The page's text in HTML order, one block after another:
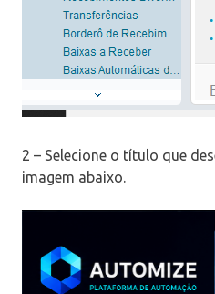
2 – Selecione o título que
imagem abaixo.